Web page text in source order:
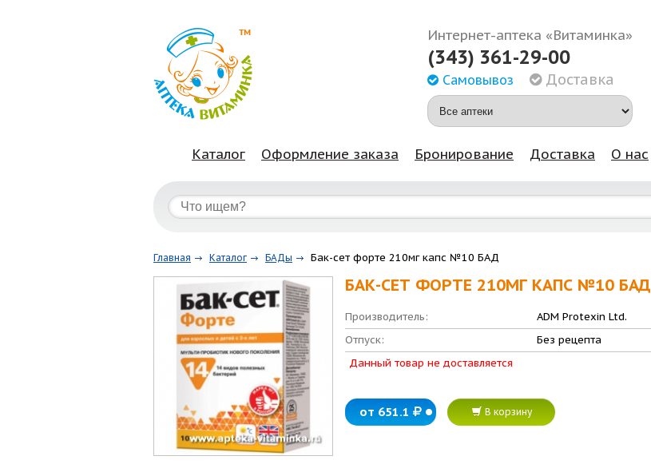
Интернет-аптека «Витаминка»
(343) 361-29-00
Самовывоз Доставка
Каталог Оформление заказа Бронирование Доставка О нас
Главная Каталог БАДы Бак-сет форте 210мг капс №10 БАД
БАК-СЕТ ФОРТЕ 210МГ КАПС №10 БАД
Производитель:
ADM Protexin Ltd.
Отпуск:
Без рецепта
Данный товар не доставляется
от 651.1 В корзину